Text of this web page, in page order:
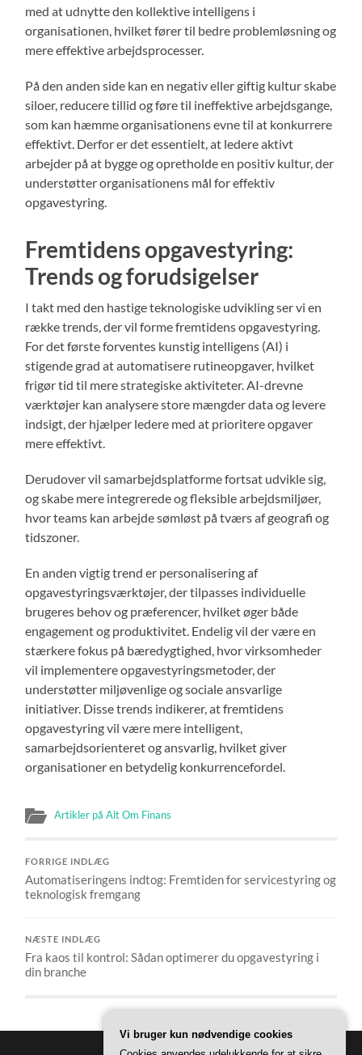
med at udnytte den kollektive intelligens i
organisationen, hvilket fører til bedre problemløsning og
mere effektive arbejdsprocesser.
På den anden side kan en negativ eller giftig kultur skabe
siloer, reducere tillid og føre til ineffektive arbejdsgange,
som kan hæmme organisationens evne til at konkurrere
effektivt. Derfor er det essentielt, at ledere aktivt
arbejder på at bygge og opretholde en positiv kultur, der
understøtter organisationens mål for effektiv
opgavestyring.
Fremtidens opgavestyring:
Trends og forudsigelser
I takt med den hastige teknologiske udvikling ser vi en
række trends, der vil forme fremtidens opgavestyring.
For det første forventes kunstig intelligens (AI) i
stigende grad at automatisere rutineopgaver, hvilket
frigør tid til mere strategiske aktiviteter. AI-drevne
værktøjer kan analysere store mængder data og levere
indsigt, der hjælper ledere med at prioritere opgaver
mere effektivt.
Derudover vil samarbejdsplatforme fortsat udvikle sig,
og skabe mere integrerede og fleksible arbejdsmiljøer,
hvor teams kan arbejde sømløst på tværs af geografi og
tidszoner.
En anden vigtig trend er personalisering af
opgavestyringsværktøjer, der tilpasses individuelle
brugeres behov og præferencer, hvilket øger både
engagement og produktivitet. Endelig vil der være en
stærkere fokus på bæredygtighed, hvor virksomheder
vil implementere opgavestyringsmetoder, der
understøtter miljøvenlige og sociale ansvarlige
initiativer. Disse trends indikerer, at fremtidens
opgavestyring vil være mere intelligent,
samarbejdsorienteret og ansvarlig, hvilket giver
organisationer en betydelig konkurrencefordel.
Artikler på Alt Om Finans
FORRIGE INDLÆG
Automatiseringens indtog: Fremtiden for servicestyring og
teknologisk fremgang
NÆSTE INDLÆG
Fra kaos til kontrol: Sådan optimerer du opgavestyring i
din branche
Vi bruger kun nødvendige cookies